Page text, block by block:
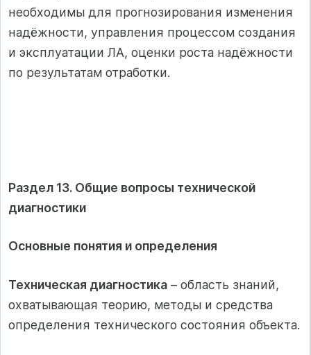
необходимы для прогнозирования изменения
надёжности, управления процессом создания
и эксплуатации ЛА, оценки роста надёжности
по результатам отработки.
Раздел 13. Общие вопросы технической
диагностики
Основные понятия и определения
Техническая диагностика – область знаний,
охватывающая теорию, методы и средства
определения технического состояния объекта.